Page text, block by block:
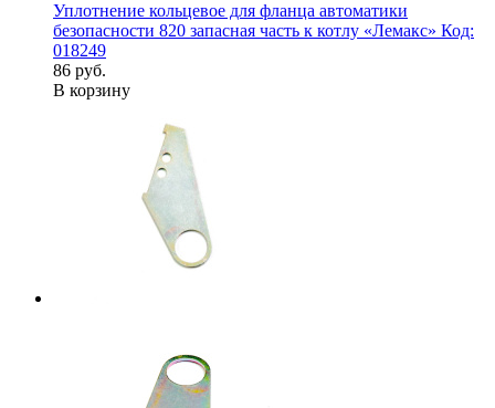
Уплотнение кольцевое для фланца автоматики
безопасности 820 запасная часть к котлу «Лемакс» Код:
018249
86 руб.
В корзину